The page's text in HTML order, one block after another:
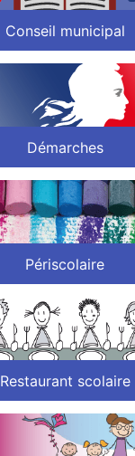
Conseil municipal
Démarches
Périscolaire
Restaurant scolaire